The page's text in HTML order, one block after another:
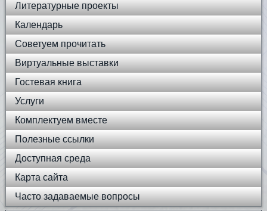
Литературные проекты
Календарь
Советуем прочитать
Виртуальные выставки
Гостевая книга
Услуги
Комплектуем вместе
Полезные ссылки
Доступная среда
Карта сайта
Часто задаваемые вопросы